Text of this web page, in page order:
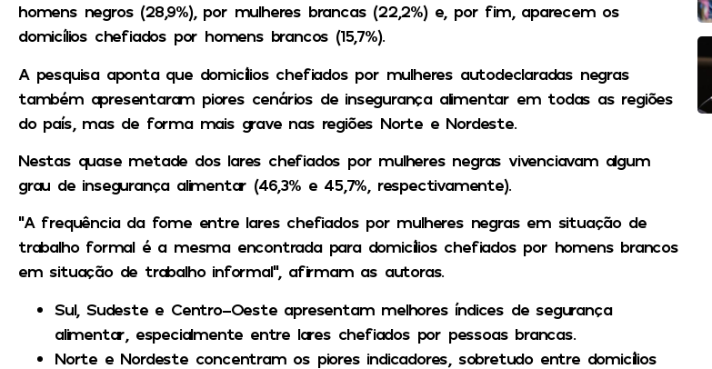
homens negros (28,9%), por mulheres brancas (22,2%) e, por fim, aparecem os
domicílios chefiados por homens brancos (15,7%).
A pesquisa aponta que domicílios chefiados por mulheres autodeclaradas negras
também apresentaram piores cenários de insegurança alimentar em todas as regiões
do país, mas de forma mais grave nas regiões Norte e Nordeste.
Nestas quase metade dos lares chefiados por mulheres negras vivenciavam algum
grau de insegurança alimentar (46,3% e 45,7%, respectivamente).
“A frequência da fome entre lares chefiados por mulheres negras em situação de
trabalho formal é a mesma encontrada para domicílios chefiados por homens brancos
em situação de trabalho informal”, afirmam as autoras.
Sul, Sudeste e Centro-Oeste apresentam melhores índices de segurança
alimentar, especialmente entre lares chefiados por pessoas brancas.
Norte e Nordeste concentram os piores indicadores, sobretudo entre domicílios